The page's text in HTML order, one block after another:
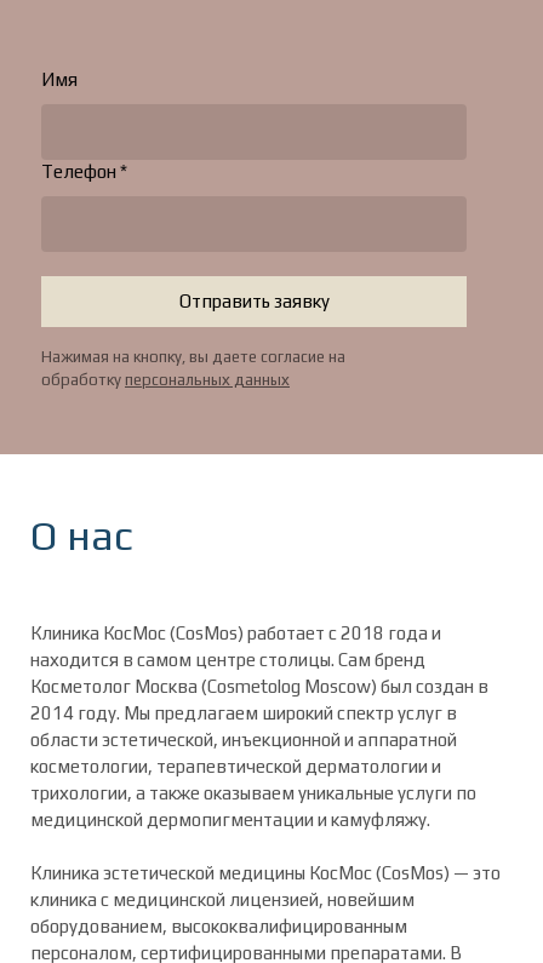
Имя
Телефон *
Отправить заявку
Нажимая на кнопку, вы даете согласие на
обработку персональных данных
О нас
Клиника КосМос (CosMos) работает с 2018 года и
находится в самом центре столицы. Сам бренд
Косметолог Москва (Cosmetolog Moscow) был создан в
2014 году. Мы предлагаем широкий спектр услуг в
области эстетической, инъекционной и аппаратной
косметологии, терапевтической дерматологии и
трихологии, а также оказываем уникальные услуги по
медицинской дермопигментации и камуфляжу.
Клиника эстетической медицины КосМос (CosMos) — это
клиника с медицинской лицензией, новейшим
оборудованием, высококвалифицированным
персоналом, сертифицированными препаратами. В